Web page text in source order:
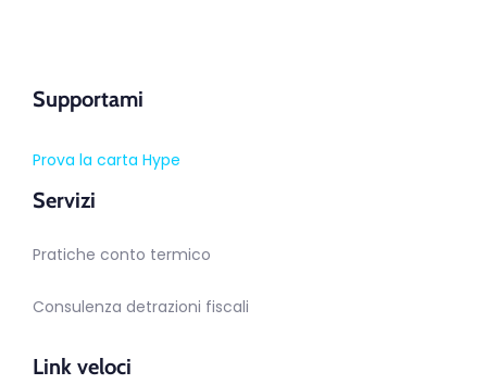
Supportami
Prova la carta Hype
Servizi
Pratiche conto termico
Consulenza detrazioni fiscali
Link veloci